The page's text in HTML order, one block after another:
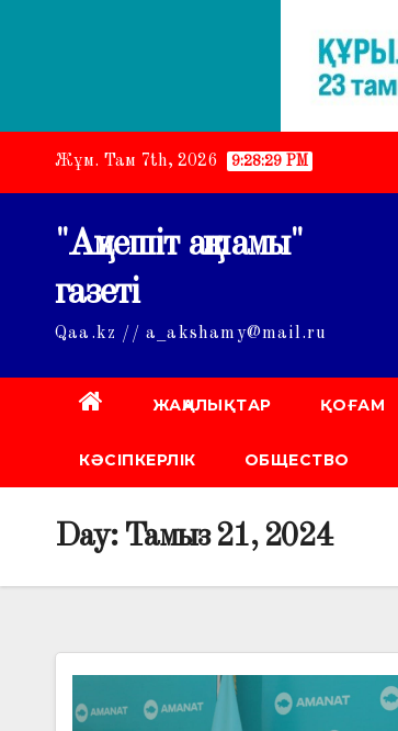
Жұм. Там 7th, 2026 9:28:30 PM
"Ақмешіт ақшамы"
газеті
Qaa.kz // a_akshamy@mail.ru
ЖАҢАЛЫҚТАР ҚОҒАМ
КӘСІПКЕРЛІК ОБЩЕСТВО
Day: Тамыз 21, 2024